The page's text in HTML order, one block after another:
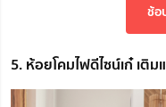
ช้อ
5. ห้อยโคมไฟดีไซน์เก๋ เติ